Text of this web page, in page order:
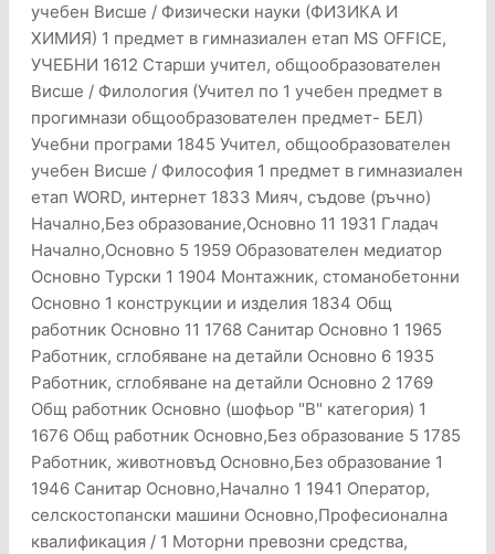
учебен Висше / Физически науки (ФИЗИКА И
ХИМИЯ) 1 предмет в гимназиален етап MS OFFICE,
УЧЕБНИ 1612 Старши учител, общообразователен
Висше / Филология (Учител по 1 учебен предмет в
прогимнази общообразователен предмет- БЕЛ)
Учебни програми 1845 Учител, общообразователен
учебен Висше / Философия 1 предмет в гимназиален
етап WORD, интернет 1833 Мияч, съдове (ръчно)
Начално,Без образование,Основно 11 1931 Гладач
Начално,Основно 5 1959 Образователен медиатор
Основно Турски 1 1904 Монтажник, стоманобетонни
Основно 1 конструкции и изделия 1834 Общ
работник Основно 11 1768 Санитар Основно 1 1965
Работник, сглобяване на детайли Основно 6 1935
Работник, сглобяване на детайли Основно 2 1769
Общ работник Основно (шофьор "В" категория) 1
1676 Общ работник Основно,Без образование 5 1785
Работник, животновъд Основно,Без образование 1
1946 Санитар Основно,Начално 1 1941 Оператор,
селскостопански машини Основно,Професионална
квалификация / 1 Моторни превозни средства,